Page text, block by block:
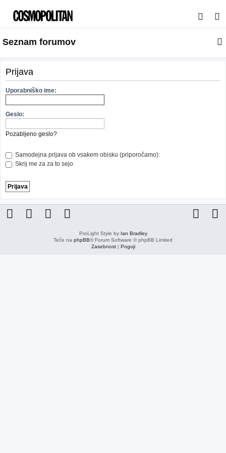
s
a
j
Seznam forumov
Prijava
Uporabniško ime:
Geslo:
Pozabljeno geslo?
Samodejna prijava ob vsakem obisku (priporočamo):
Skrij me za za to sejo
ProLight Style by Ian Bradley
Teče na phpBB® Forum Software © phpBB Limited
Zasebnost| Pogoji